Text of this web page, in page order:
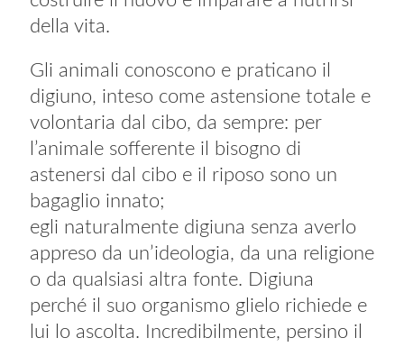
della vita.
Gli animali conoscono e praticano il
digiuno, inteso come astensione totale e
volontaria dal cibo, da sempre: per
l’animale sofferente il bisogno di
astenersi dal cibo e il riposo sono un
bagaglio innato;
egli naturalmente digiuna senza averlo
appreso da un’ideologia, da una religione
o da qualsiasi altra fonte. Digiuna
perché il suo organismo glielo richiede e
lui lo ascolta. Incredibilmente, persino il